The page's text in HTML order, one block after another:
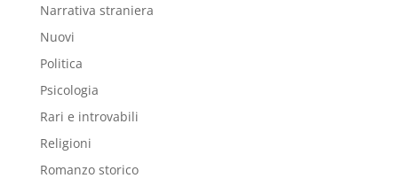
Narrativa straniera
Nuovi
Politica
Psicologia
Rari e introvabili
Religioni
Romanzo storico